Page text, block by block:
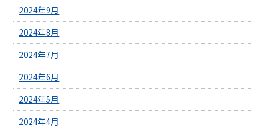
2024年9月
2024年8月
2024年7月
2024年6月
2024年5月
2024年4月